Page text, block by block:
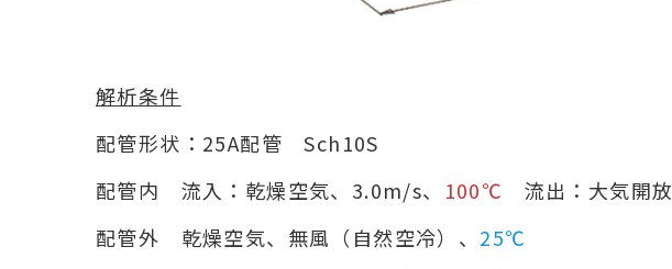
解析条件
配管形状：25A配管 Sch10S
配管内 流入：乾燥空気、3.0m/s、 100℃ 流出：大気開放
配管外 乾燥空気、無風（自然空冷）、 25℃